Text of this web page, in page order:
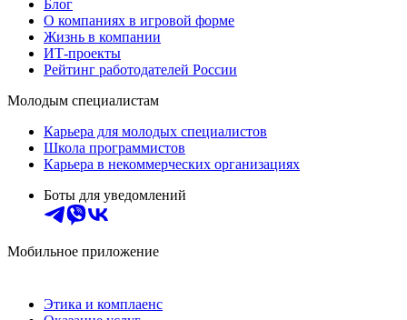
Блог
О компаниях в игровой форме
Жизнь в компании
ИТ-проекты
Рейтинг работодателей России
Молодым специалистам
Карьера для молодых специалистов
Школа программистов
Карьера в некоммерческих организациях
Боты для уведомлений
Мобильное приложение
Этика и комплаенс